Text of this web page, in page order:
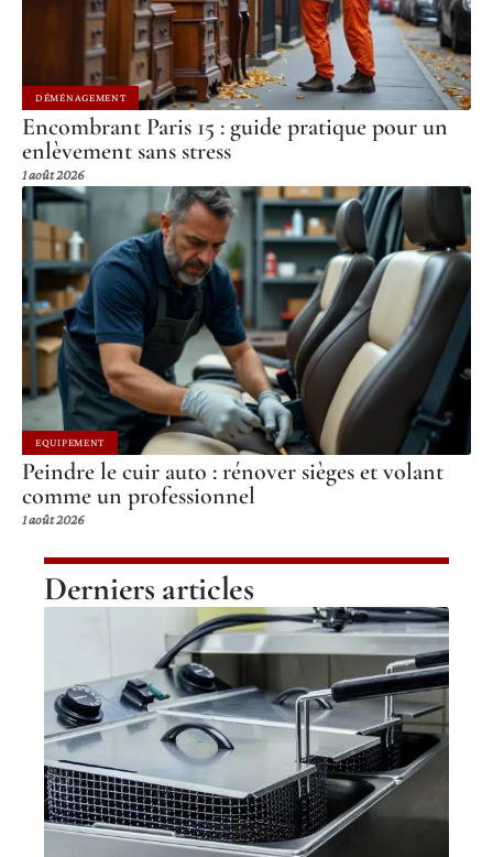
DÉMÉNAGEMENT
Encombrant Paris 15 : guide pratique pour un
enlèvement sans stress
1 août 2026
EQUIPEMENT
Peindre le cuir auto : rénover sièges et volant
comme un professionnel
1 août 2026
Derniers articles